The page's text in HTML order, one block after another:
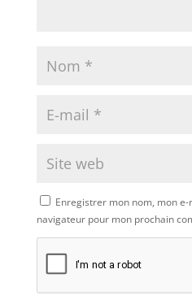
Enregistrer mon nom, mon
navigateur pour mon prochain